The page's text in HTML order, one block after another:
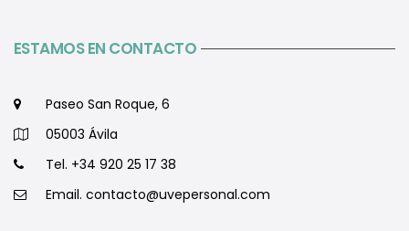
ESTAMOS EN CONTACTO
Paseo San Roque, 6
05003 Ávila
Tel. +34 920 25 17 38
Email. contacto@uvepersonal.com